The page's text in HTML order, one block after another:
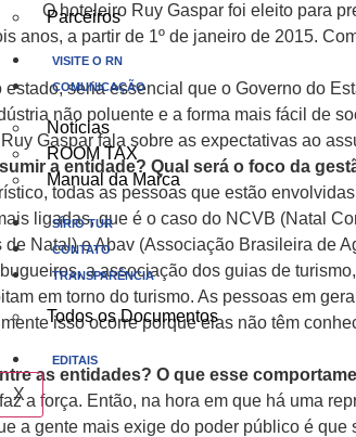
Parceiros
VISITE O RN
COMUNICAÇÃO
Notícias
ROOM TAX
Manual da Marca
SÍRIO TUR
CONTATO
TRANSPARÊNCIA
Todos os Documentos
EDITAIS
X
O hoteleiro Ruy Gaspar foi eleito para
anos, a partir de 1º de janeiro de 2015.
seria essencial que o Governo do
não poluente e a forma mais fácil de
Gaspar fala sobre as expectativas ao
a entidade? Qual será o foco da
todas as pessoas que estão
ligadas, que é o caso do NCVB (Natal
Natal) e Abav (Associação Brasileira de
a associação dos guias de
em torno do turismo. As pessoas em
isso ocorre porque elas não têm
as entidades? O que esse
a força. Então, na hora em que há uma
a gente mais exige do poder público é